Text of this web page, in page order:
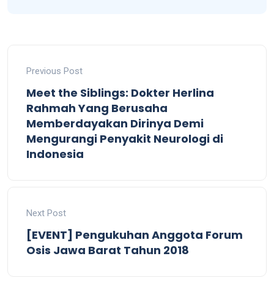
Previous Post
Meet the Siblings: Dokter Herlina
Rahmah Yang Berusaha
Memberdayakan Dirinya Demi
Mengurangi Penyakit Neurologi di
Indonesia
Next Post
[EVENT] Pengukuhan Anggota Forum
Osis Jawa Barat Tahun 2018